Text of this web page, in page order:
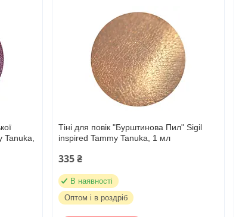
Тіні для повік "Бурштинова Пил" Sigil
inspired Tammy Tanuka, 1 мл
335 ₴
В наявності
Оптом і в роздріб